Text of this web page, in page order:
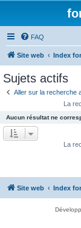
FAQ
Site web Index
Sujets actifs
Aller sur la recherche
La
Aucun résultat ne
La
Site web Index